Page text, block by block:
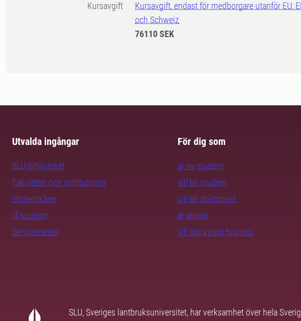
Kursavgift
Kursavgift, endast för medborgare utanför EU,
och Schweiz
76110 SEK
Utvalda ingångar
SLU-biblioteket
Fakulteter och institutioner
Studentkårer
IT-support
Servicecenter
För dig som
är ny student
vill bli student
vill bli doktorand
är alumn
vill söka jobb hos oss
SLU, Sveriges lantbruksuniversitet, har verksamhet över hela